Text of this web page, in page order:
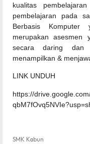
kualitas
pembelajaran pada
Berbasis Komputer
merupakan asesmen
secara daring dan
menampilkan &
LINK UNDUH
https://
SMK Kabun